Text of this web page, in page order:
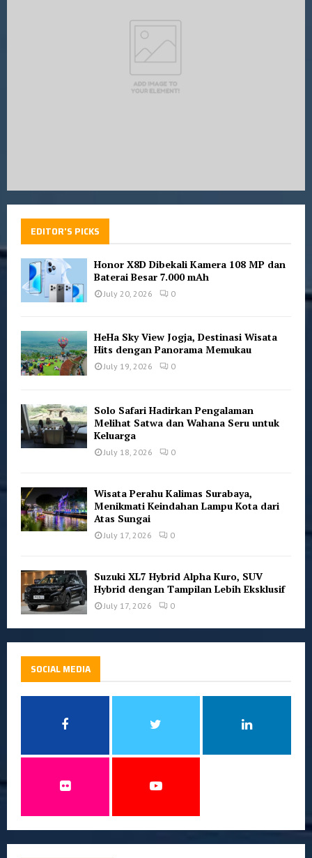
EDITOR'S PICKS
Honor X8D Dibekali Kamera 108 MP dan
Baterai Besar 7.000 mAh
July 20, 2026 0
HeHa Sky View Jogja, Destinasi Wisata
Hits dengan Panorama Memukau
July 19, 2026 0
Solo Safari Hadirkan Pengalaman
Melihat Satwa dan Wahana Seru untuk
Keluarga
July 18, 2026 0
Wisata Perahu Kalimas Surabaya,
Menikmati Keindahan Lampu Kota dari
Atas Sungai
July 17, 2026 0
Suzuki XL7 Hybrid Alpha Kuro, SUV
Hybrid dengan Tampilan Lebih Eksklusif
July 17, 2026 0
SOCIAL MEDIA